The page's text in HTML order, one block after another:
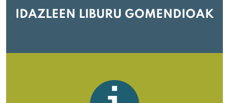
IDAZLEEN LIBURU GOMENDIOAK